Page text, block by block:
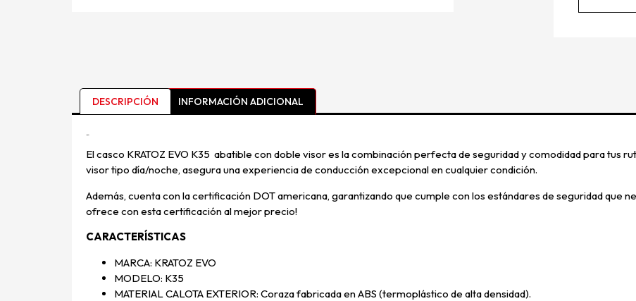
DESCRIPCIÓN INFORMACIÓN ADICIONAL
El casco KRATOZ EVO K35 abatible con doble visor es la combinación perfecta de seguridad y comodidad para tus
visor tipo día/noche, asegura una experiencia de conducción excepcional en cualquier condición.
Además, cuenta con la certificación DOT americana, garantizando que cumple con los estándares de seguridad que
ofrece con esta certificación al mejor precio!
CARACTERÍSTICAS
MARCA: KRATOZ EVO
MODELO: K35
MATERIAL CALOTA EXTERIOR: Coraza fabricada en ABS (termoplástico de alta densidad).